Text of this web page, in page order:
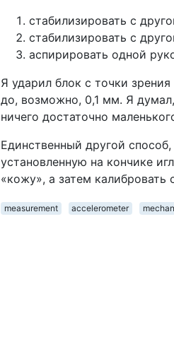
стабилизировать с
стабилизировать с
аспирировать одной
Я ударил блок с точки
до, возможно, 0,1 мм. Я
ничего достаточно
Единственный другой
установленную на кончике
«кожу», а затем
measurement accelerometer